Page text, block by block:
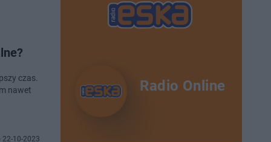
czas.
nawet
22-10-2023
Radio Online